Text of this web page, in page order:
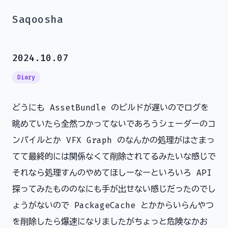
Saqoosha
2024.10.07
Diary
どうにも AssetBundle のビルドが遅いのでログを
眺めていたら全然つかってないであろうシェーダーのコ
ンパイルとか VFX Graph のなんかの処理がはさまっ
てて最終的には関係なくて削除されてるみたいな感じで
それなら処理すんのやめてほしーなーといろいろ API
探ってみたもののなにも手が出せない感じだったのでし
ょうがないので PackageCache とかからいらんやつ
を削除したら爆速になりましたがちょっと危険なかお